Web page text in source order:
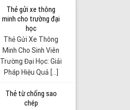
Thẻ gửi xe thông
minh cho trường đại
học
Thẻ Gửi Xe Thông
Minh Cho Sinh Viên
Trường Đại Học: Giải
Pháp Hiệu Quả [...]
Thẻ từ chống sao
chép